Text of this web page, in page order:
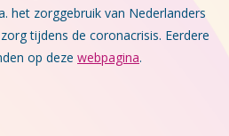
het zorggebruik van Nederlanders
tijdens de coronacrisis. Eerdere
op deze webpagina.